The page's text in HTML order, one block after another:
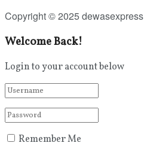
Copyright © 2025 dewasexpress
Welcome Back!
Login to your account below
Remember Me